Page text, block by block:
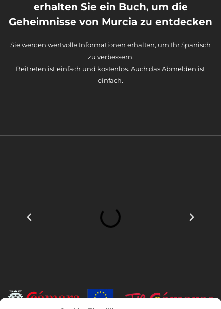
erhalten Sie ein Buch, um die
Geheimnisse von Murcia zu entdecken
Sie werden wertvolle Informationen erhalten, um Ihr Spanisch
zu verbessern.
Beitreten ist einfach und kostenlos. Auch das Abmelden ist
einfach.